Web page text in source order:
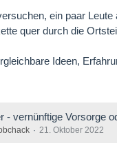
ein paar
quer durch die
Ideen,
- vernünftige Vorsorge
21. Oktober 2022